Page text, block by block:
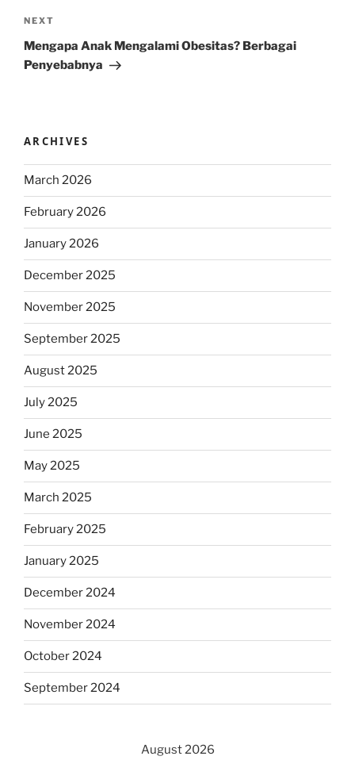
Next
Post
NEXT
Mengapa Anak Mengalami Obesitas? Berbagai
Penyebabnya
ARCHIVES
March 2026
February 2026
January 2026
December 2025
November 2025
September 2025
August 2025
July 2025
June 2025
May 2025
March 2025
February 2025
January 2025
December 2024
November 2024
October 2024
September 2024
August 2026